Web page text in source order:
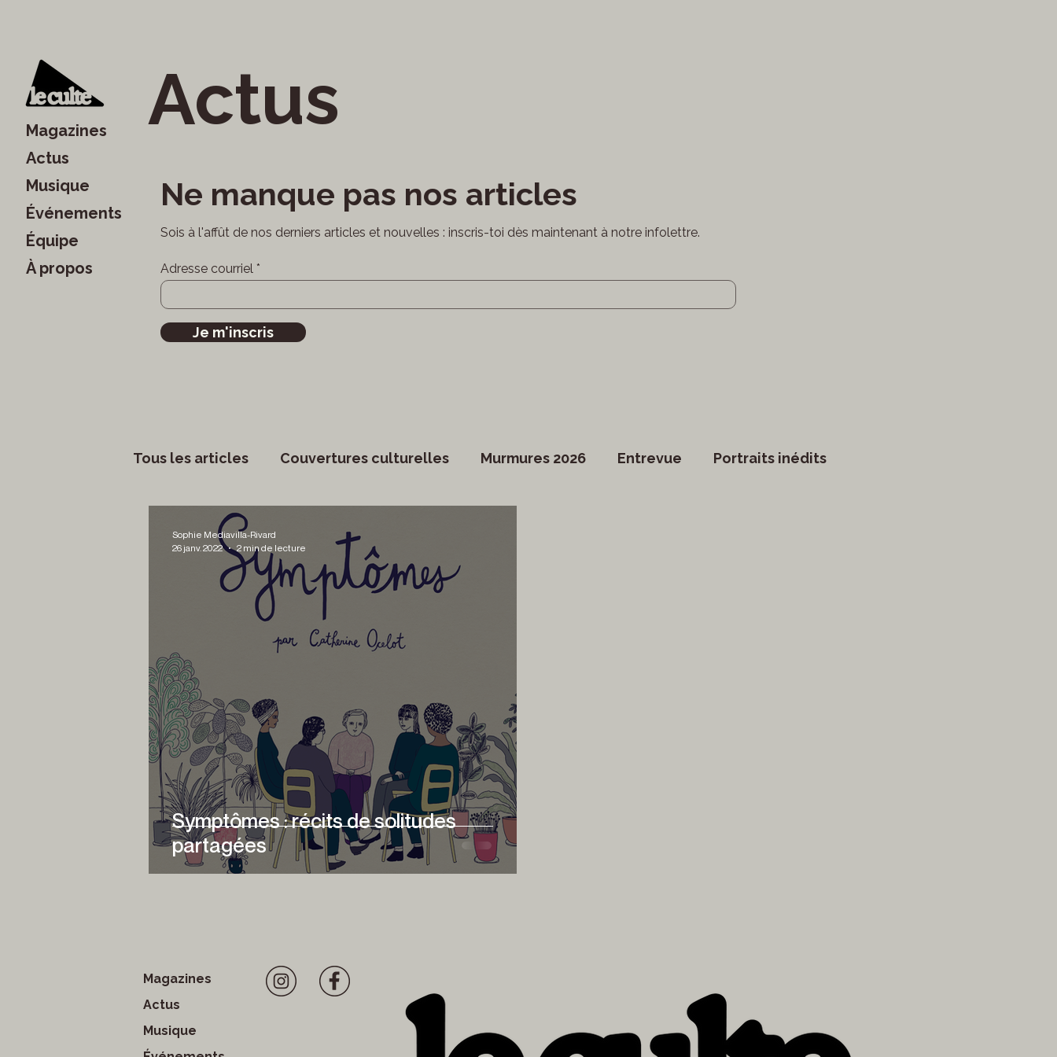
Magazines
Actus
Musique
Événements
Équipe
À propos
Actus
Sois à l'affût de nos derniers articles et nouvelles : inscris-toi dès maintenant à notre infolettre.
Adresse courriel
Je m'inscris
Ne manque pas nos articles
Tous les articles Couvertures culturelles Murmures 2026 Entrevue Portraits inédits
Phénomènes sociaux
Musique Société Divers
Francouvertes 2024 Chronique
Symptômes : récits de solitudes
partagées
Sophie Mediavilla-Rivard
26 janv. 2022
2 min de lecture
Magazines
Actus
Musique